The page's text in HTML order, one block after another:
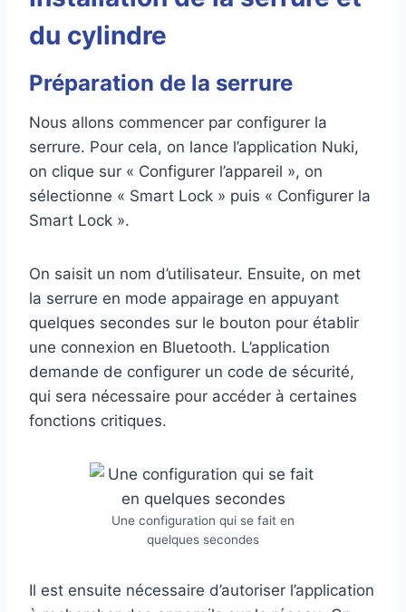
du cylindre
Préparation de la serrure
Nous allons commencer par configurer la
serrure. Pour cela, on lance l’application Nuki,
on clique sur « Configurer l’appareil », on
sélectionne « Smart Lock » puis « Configurer la
Smart Lock ».
On saisit un nom d’utilisateur. Ensuite, on met
la serrure en mode appairage en appuyant
quelques secondes sur le bouton pour établir
une connexion en Bluetooth. L’application
demande de configurer un code de sécurité,
qui sera nécessaire pour accéder à certaines
fonctions critiques.
Une configuration qui se fait en
quelques secondes
Il est ensuite nécessaire d’autoriser l’application